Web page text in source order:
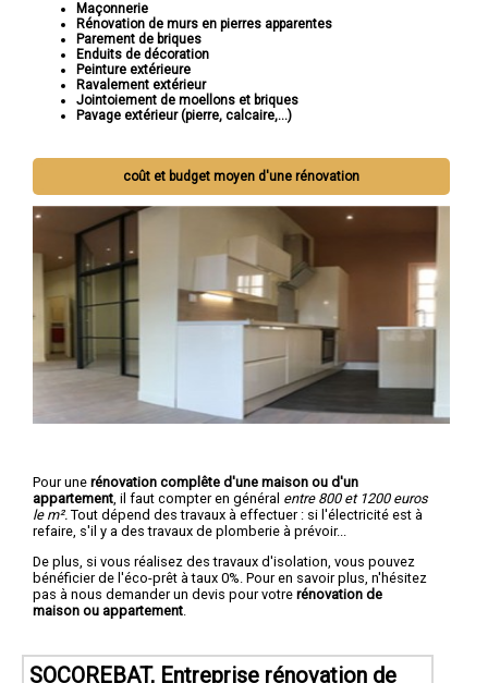
Maçonnerie
Rénovation de murs en pierres apparentes
Parement de briques
Enduits de décoration
Peinture extérieure
Ravalement extérieur
Jointoiement de moellons et briques
Pavage extérieur (pierre, calcaire,...)
coût et budget moyen d'une rénovation
Pour une rénovation complête d'une maison ou d'un
appartement , il faut compter en général entre 800 et 1200 euros
le m². Tout dépend des travaux à effectuer : si l'électricité est à
refaire, s'il y a des travaux de plomberie à prévoir...
De plus, si vous réalisez des travaux d'isolation, vous pouvez
bénéficier de l'éco-prêt à taux 0%. Pour en savoir plus, n'hésitez
pas à nous demander un devis pour votre rénovation de
maison ou appartement
SOCOREBAT, Entreprise rénovation de